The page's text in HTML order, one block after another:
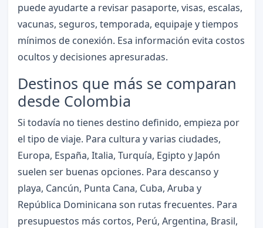
puede ayudarte a revisar pasaporte, visas, escalas,
vacunas, seguros, temporada, equipaje y tiempos
mínimos de conexión. Esa información evita costos
ocultos y decisiones apresuradas.
Destinos que más se comparan
desde Colombia
Si todavía no tienes destino definido, empieza por
el tipo de viaje. Para cultura y varias ciudades,
Europa, España, Italia, Turquía, Egipto y Japón
suelen ser buenas opciones. Para descanso y
playa, Cancún, Punta Cana, Cuba, Aruba y
República Dominicana son rutas frecuentes. Para
presupuestos más cortos, Perú, Argentina, Brasil,